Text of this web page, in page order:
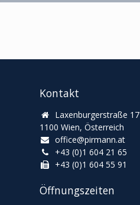
Kontakt
Laxenburgerstraße 17
1100 Wien, Österreich
office@pirmann.at
+43 (0)1 604 21 65
+43 (0)1 604 55 91
Öffnungszeiten